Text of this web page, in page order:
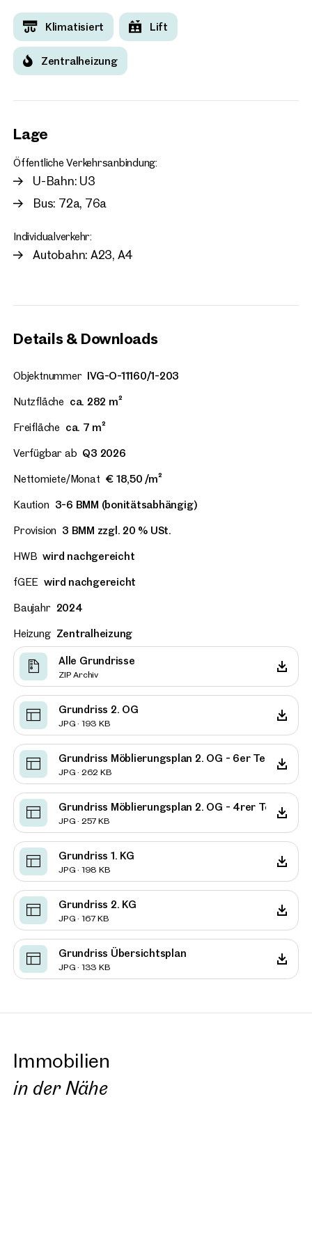
Klimatisiert Lift
Zentralheizung
Lage
Öffentliche Verkehrsanbindung:
U-Bahn: U3
Bus: 72a, 76a
Individualverkehr:
Autobahn: A23, A4
Details & Downloads
Objektnummer IVG-O-11160/1-203
Nutzfläche ca. 282 m²
Freifläche ca. 7 m²
Verfügbar ab Q3 2026
Nettomiete/Monat € 18,50 /m²
Kaution 3-6 BMM (bonitätsabhängig)
Provision 3 BMM zzgl. 20 % USt.
HWB wird nachgereicht
fGEE wird nachgereicht
Baujahr 2024
Heizung Zentralheizung
Alle Grundrisse
ZIP Archiv
Grundriss 2. OG
JPG · 193 KB
Grundriss Möblierungsplan 2. OG - 6er Teilung
JPG · 262 KB
Grundriss Möblierungsplan 2. OG - 4rer Teilung
JPG · 257 KB
Grundriss 1. KG
JPG · 198 KB
Grundriss 2. KG
JPG · 167 KB
Grundriss Übersichtsplan
JPG · 133 KB
Immobilien
in der Nähe